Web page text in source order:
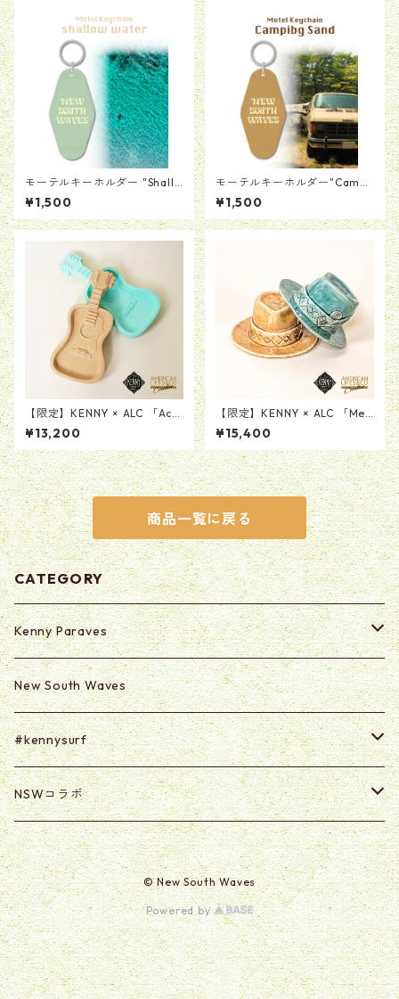
モーテルキーホルダー "Shallo
w Water"
¥1,500
モーテルキーホルダー"Campi
ng Sand"
¥1,500
【限定】KENNY × ALC 「Aco
ustic Guitar Tray Product b
y MAD SCULPTURES」レジン
製ギタートレイ
¥13,200
【限定】KENNY × ALC 「Me
morial Collection Hat Incen
se Chamber & Tray Product
by KENSAKU HARADA」陶器
製お香立て＆トレー
¥15,400
商品一覧に戻る
CATEGORY
Kenny Paraves
Secret (Paraves Club Only)
Secret 0625-0703
New South Waves
#kennysurf
ART
Goods
NSWコラボ
U2U
@kabasawa_madoka
© New South Waves
Powered by